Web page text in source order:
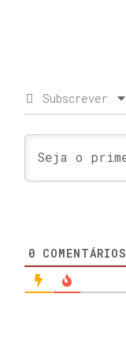
Subscrever
0 COMENTÁRIOS